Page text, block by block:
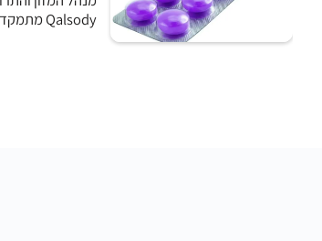
Qalsody מתמקדת במוטציה בגן SOD1-ALS. מנהל המזון והתרופות אישר את התרופה לאור ראיות, המעידות...